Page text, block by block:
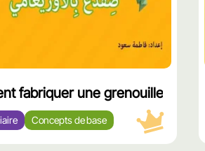
fabriquer une grenouille en
Concepts de base